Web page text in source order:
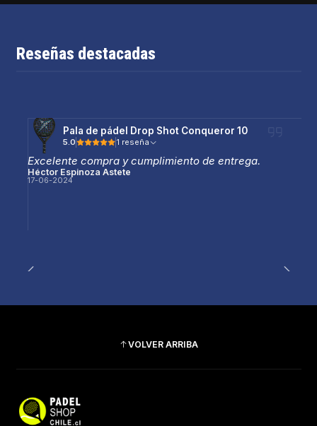
Reseñas destacadas
Pala de pádel Drop Shot Conqueror 10
5.0 1 reseña
Excelente compra y cumplimiento de entrega.
Héctor Espinoza Astete
17-06-2024
VOLVER ARRIBA